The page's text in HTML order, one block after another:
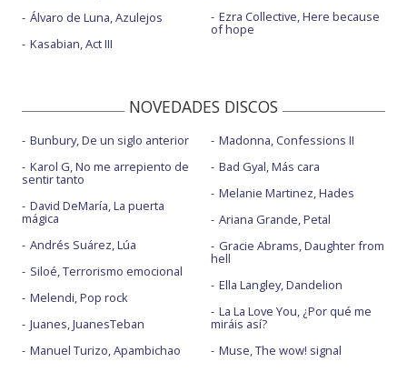
Álvaro de Luna, Azulejos
Kasabian, Act III
Ezra Collective, Here because
of hope
NOVEDADES DISCOS
Bunbury, De un siglo anterior
Karol G, No me arrepiento de
sentir tanto
David DeMaría, La puerta
mágica
Andrés Suárez, Lúa
Siloé, Terrorismo emocional
Melendi, Pop rock
Juanes, JuanesTeban
Manuel Turizo, Apambichao
Madonna, Confessions II
Bad Gyal, Más cara
Melanie Martinez, Hades
Ariana Grande, Petal
Gracie Abrams, Daughter from
hell
Ella Langley, Dandelion
La La Love You, ¿Por qué me
miráis así?
Muse, The wow! signal